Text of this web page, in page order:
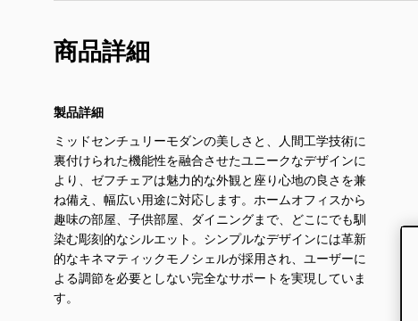
商品詳細
製品詳細
ミッドセンチュリーモダンの美しさと、人間工学技術に
裏付けられた機能性を融合させたユニークなデザインに
より、ゼフチェアは魅力的な外観と座り心地の良さを兼
ね備え、幅広い用途に対応します。ホームオフィスから
趣味の部屋、子供部屋、ダイニングまで、どこにでも馴
染む彫刻的なシルエット。シンプルなデザインには革新
的なキネマティックモノシェルが採用され、ユーザーに
よる調節を必要としない完全なサポートを実現していま
す。